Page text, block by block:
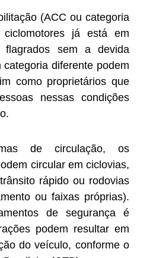
(ACC ou categoria
já está em
flagrados sem a devida
categoria diferente podem
como proprietários que
nessas condições
de circulação, os
circular em ciclovias,
rápido ou rodovias
ou faixas próprias).
de segurança é
podem resultar em
do veículo, conforme o